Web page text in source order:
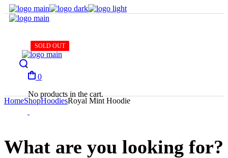
Skip
0
No products in the cart.
What are you looking for?
HomeShopHoodiesRoyal Mint Hoodie
SOLD OUT
SOLD OUT
SOLD OUT
SOLD OUT